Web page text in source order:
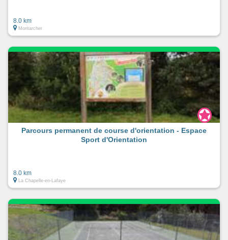
8.0 km
Montarcher
Parcours permanent de course d'orientation - Espace
Sport d'Orientation
8.0 km
La Chapelle-en-Lafaye